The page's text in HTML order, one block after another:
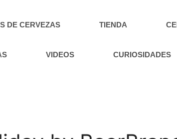
DE CERVEZAS TIENDA
VIDEOS CURIOSIDADES